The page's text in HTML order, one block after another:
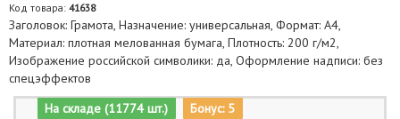
Код товара: 41638
Заголовок: Грамота, Назначение: универсальная, Формат: А4,
Материал: плотная мелованная бумага, Плотность: 200 г/м2,
Изображение российской символики: да, Оформление надписи: без
спецэффектов
На складе (11774 шт.)
Бонус: 5